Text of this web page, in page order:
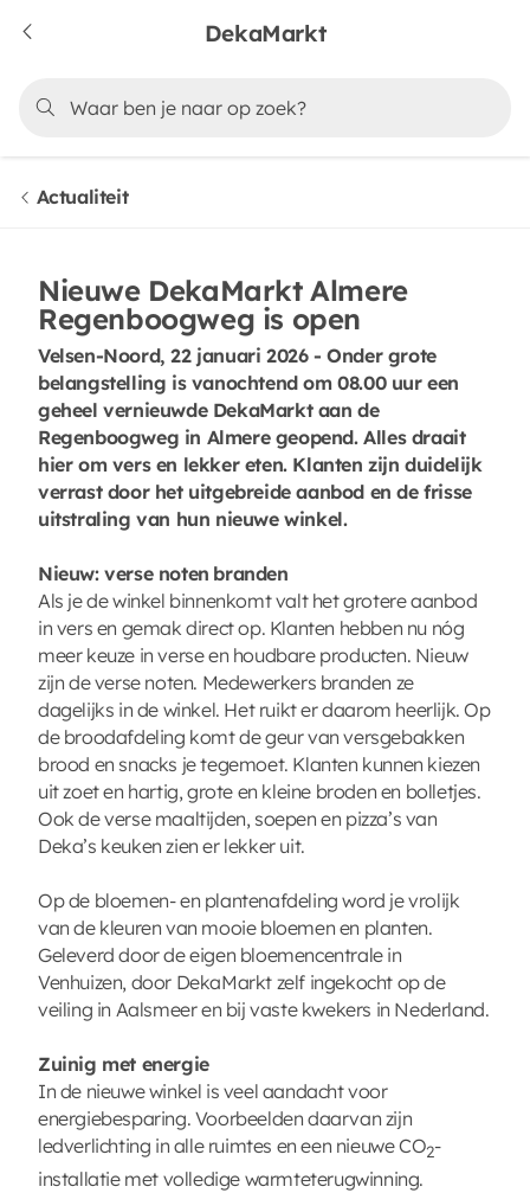
DekaMarkt
Actualiteit
Nieuwe DekaMarkt Almere
Regenboogweg is open
Velsen-Noord, 22 januari 2026 - Onder grote
belangstelling is vanochtend om 08.00 uur een
geheel vernieuwde DekaMarkt aan de
Regenboogweg in Almere geopend. Alles draait
hier om vers en lekker eten. Klanten zijn duidelijk
verrast door het uitgebreide aanbod en de frisse
uitstraling van hun nieuwe winkel.
Nieuw: verse noten branden
Als je de winkel binnenkomt valt het grotere aanbod
in vers en gemak direct op. Klanten hebben nu nóg
meer keuze in verse en houdbare producten. Nieuw
zijn de verse noten. Medewerkers branden ze
dagelijks in de winkel. Het ruikt er daarom heerlijk. Op
de broodafdeling komt de geur van versgebakken
brood en snacks je tegemoet. Klanten kunnen kiezen
uit zoet en hartig, grote en kleine broden en bolletjes.
Ook de verse maaltijden, soepen en pizza’s van
Deka’s keuken zien er lekker uit.
Op de bloemen- en plantenafdeling word je vrolijk
van de kleuren van mooie bloemen en planten.
Geleverd door de eigen bloemencentrale in
Venhuizen, door DekaMarkt zelf ingekocht op de
veiling in Aalsmeer en bij vaste kwekers in Nederland.
Zuinig met energie
In de nieuwe winkel is veel aandacht voor
energiebesparing. Voorbeelden daarvan zijn
ledverlichting in alle ruimtes en een nieuwe CO2-
installatie met volledige warmteterugwinning.